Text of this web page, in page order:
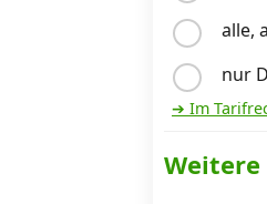
alle,
nur
➔ Im